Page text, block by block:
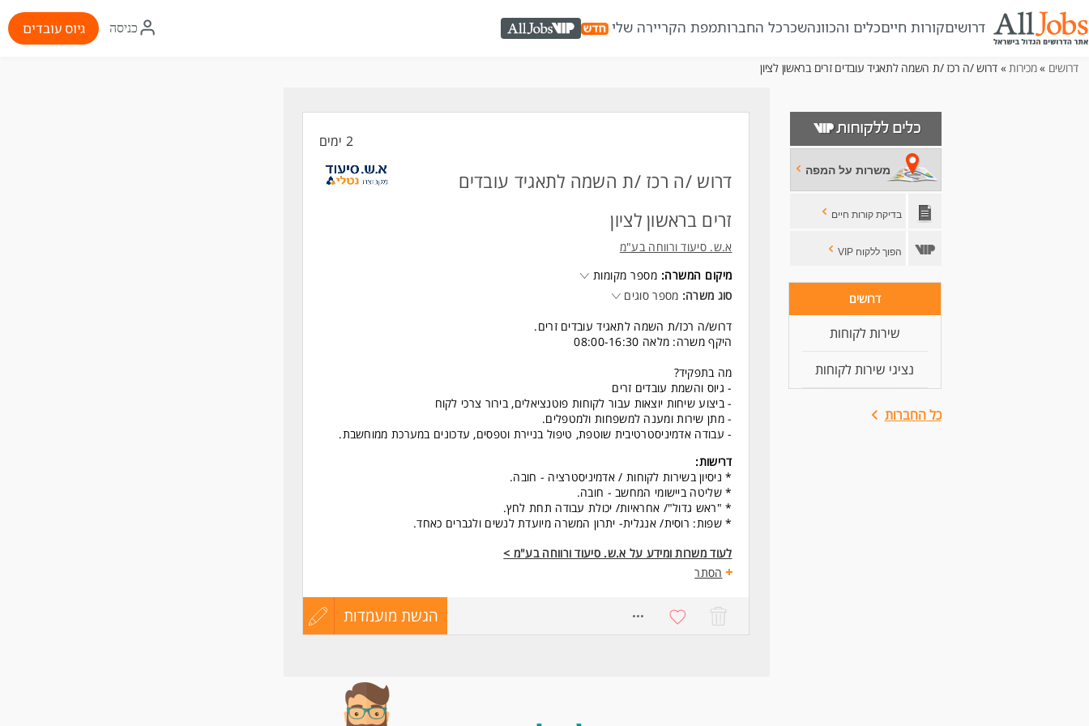
דרושיםקורות חייםכלים והכוונהשכרכל החברותמפת הקריירה שלי AllJobs VIP
איקון
התחברות
כניסה גיוס עובדים
דרושים »מכירות» דרוש /ה רכז /ת השמה לתאגיד עובדים זרים בראשון לציון
משרות על המפה
בדיקת קורות חיים
הפוך ללקוח VIP
דרושים
שירות לקוחות
נציגי שירות לקוחות
כל החברות
2 ימים
דרוש /ה רכז /ת השמה לתאגיד עובדים
זרים בראשון לציון
א.ש. סיעוד ורווחה בע"מ
מיקום המשרה: מספר מקומות
סוג משרה: מספר סוגים
דרוש/ה רכז/ת השמה לתאגיד עובדים זרים.
היקף משרה: מלאה 08:00-16:30
מה בתפקיד?
- גיוס והשמת עובדים זרים
- ביצוע שיחות יוצאות עבור לקוחות פוטנציאלים, בירור צרכי לקוח
- מתן שירות ומענה למשפחות ולמטפלים.
- עבודה אדמיניסטרטיבית שוטפת, טיפול בניירת וטפסים, עדכונים במערכת ממוחשבת.
דרישות:
* ניסיון בשירות לקוחות / אדמיניסטרציה - חובה.
* שליטה ביישומי המחשב - חובה.
* "ראש גדול"/ אחראיות/ יכולת עבודה תחת לחץ.
* שפות: רוסית/ אנגלית- יתרון המשרה מיועדת לנשים ולגברים כאחד.
לעוד משרות ומידע על א.ש. סיעוד ורווחה בע"מ >
הסתר
הגשת מועמדות
עדכון